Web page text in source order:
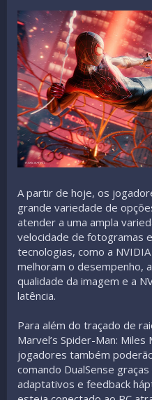
t
e
r
i
o
A partir de hoje, os
grande variedade de
atender a uma ampla
velocidade de fotogramas
tecnologias, como a
melhoram o desempenho,
qualidade da imagem e a
latência.
Para além do traçado de
Marvel’s Spider-Man: Miles
jogadores também
comando DualSense
adaptativos e feedback